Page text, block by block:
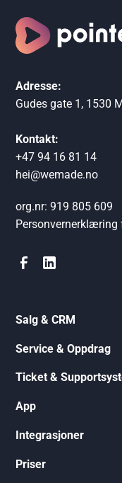
Adresse:
Gudes gate 1, 1530
Kontakt:
+47 94 16 81 14
hei@wemade.no
org.nr: 919 805 609
Personvernerklæring
Salg & CRM
Service & Oppdrag
Ticket &
App
Integrasjoner
Priser